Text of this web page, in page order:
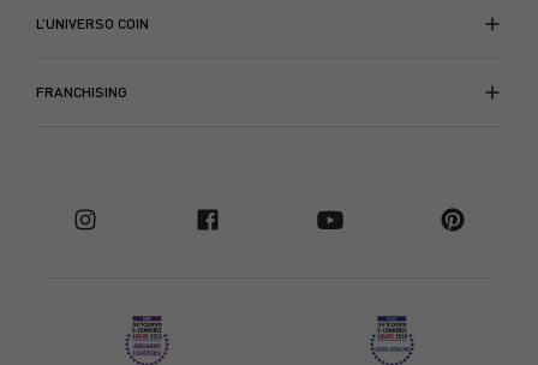
L’UNIVERSO COIN
FRANCHISING